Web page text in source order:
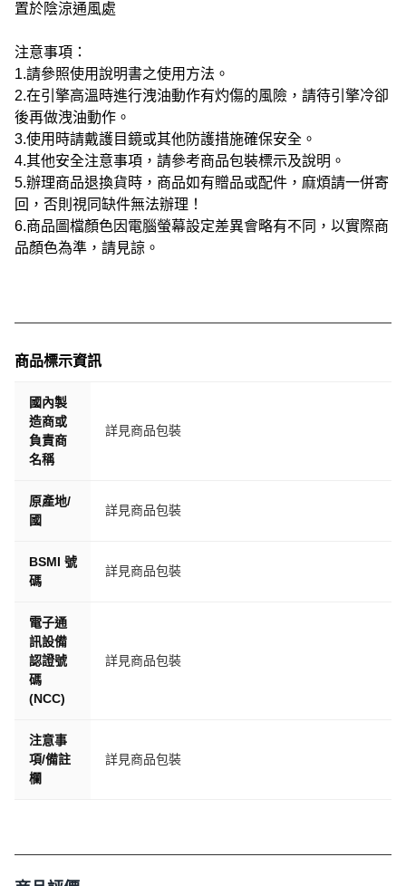
置於陰涼通風處
注意事項：
1.請參照使用說明書之使用方法。
2.在引擎高溫時進行洩油動作有灼傷的風險，請待引擎冷卻
後再做洩油動作。
3.使用時請戴護目鏡或其他防護措施確保安全。
4.其他安全注意事項，請參考商品包裝標示及說明。
5.辦理商品退換貨時，商品如有贈品或配件，麻煩請一併寄
回，否則視同缺件無法辦理！
6.商品圖檔顏色因電腦螢幕設定差異會略有不同，以實際商
品顏色為準，請見諒。
商品標示資訊
國內製
造商或
負責商
名稱
詳見商品包裝
原產地/
國
詳見商品包裝
BSMI 號
碼
詳見商品包裝
電子通
訊設備
認證號
碼
(NCC)
詳見商品包裝
注意事
項/備註
欄
詳見商品包裝